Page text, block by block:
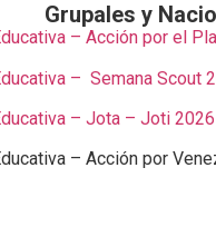
Grupales y
– Acción por el
– Semana Scout
– Jota – Joti 2026
– Acción por